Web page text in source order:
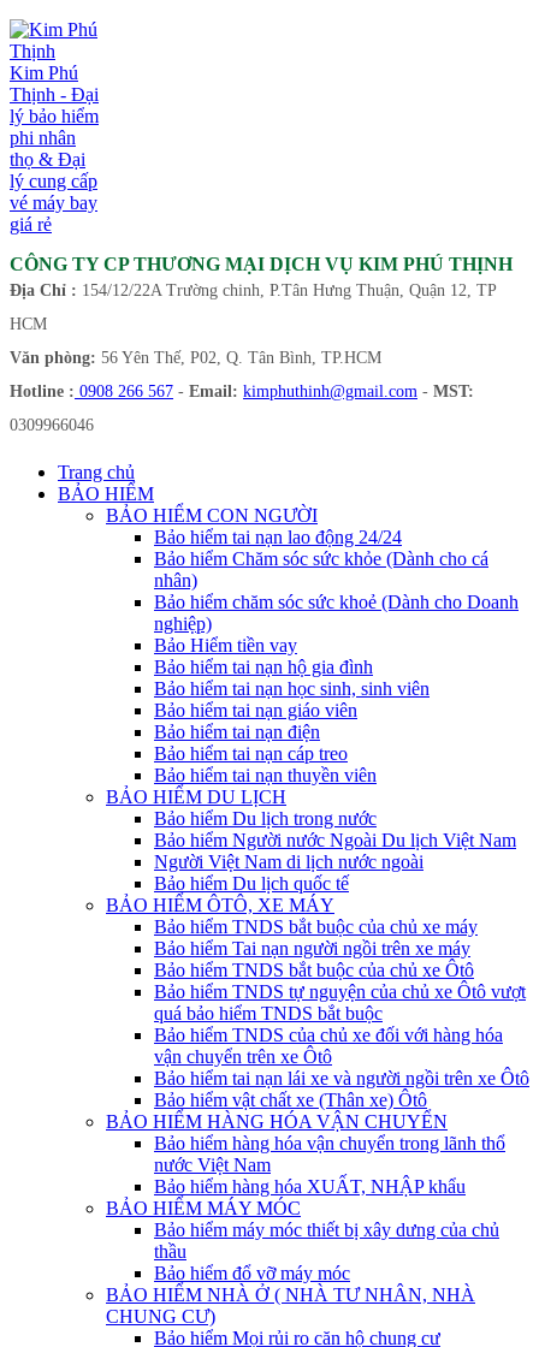
Kim Phú
Thịnh - Đại
lý bảo hiểm
phi nhân
thọ & Đại
lý cung cấp
vé máy bay
giá rẻ
CÔNG TY CP THƯƠNG MẠI DỊCH VỤ KIM PHÚ THỊNH
Địa Chỉ : 154/12/22A Trường chinh, P.Tân Hưng Thuận, Quận 12, TP
HCM
Văn phòng: 56 Yên Thế, P02, Q. Tân Bình, TP.HCM
Hotline : 0908 266 567 - Email: kimphuthinh@gmail.com - MST:
0309966046
Trang chủ
BẢO HIỂM
BẢO HIỂM CON NGƯỜI
Bảo hiểm tai nạn lao động 24/24
Bảo hiểm Chăm sóc sức khỏe (Dành cho cá
nhân)
Bảo hiểm chăm sóc sức khoẻ (Dành cho Doanh
nghiệp)
Bảo Hiểm tiền vay
Bảo hiểm tai nạn hộ gia đình
Bảo hiểm tai nạn học sinh, sinh viên
Bảo hiểm tai nạn giáo viên
Bảo hiểm tai nạn điện
Bảo hiểm tai nạn cáp treo
Bảo hiểm tai nạn thuyền viên
BẢO HIỂM DU LỊCH
Bảo hiểm Du lịch trong nước
Bảo hiểm Người nước Ngoài Du lịch Việt Nam
Người Việt Nam di lịch nước ngoài
Bảo hiểm Du lịch quốc tế
BẢO HIỂM ÔTÔ, XE MÁY
Bảo hiểm TNDS bắt buộc của chủ xe máy
Bảo hiểm Tai nạn người ngồi trên xe máy
Bảo hiểm TNDS bắt buộc của chủ xe Ôtô
Bảo hiểm TNDS tự nguyện của chủ xe Ôtô vượt
quá bảo hiểm TNDS bắt buộc
Bảo hiểm TNDS của chủ xe đối với hàng hóa
vận chuyển trên xe Ôtô
Bảo hiểm tai nạn lái xe và người ngồi trên xe Ôtô
Bảo hiểm vật chất xe (Thân xe) Ôtô
BẢO HIỂM HÀNG HÓA VẬN CHUYỂN
Bảo hiểm hàng hóa vận chuyển trong lãnh thổ
nước Việt Nam
Bảo hiểm hàng hóa XUẤT, NHẬP khẩu
BẢO HIỂM MÁY MÓC
Bảo hiểm máy móc thiết bị xây dưng của chủ
thầu
Bảo hiểm đổ vỡ máy móc
BẢO HIỂM NHÀ Ở ( NHÀ TƯ NHÂN, NHÀ
CHUNG CƯ)
Bảo hiểm Mọi rủi ro căn hộ chung cư